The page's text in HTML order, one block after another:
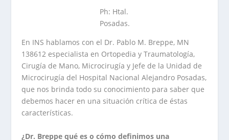
Ph: Htal.
Posadas.
En INS hablamos con el Dr. Pablo M. Breppe, MN
138612 especialista en Ortopedia y Traumatología,
Cirugía de Mano, Microcirugía y Jefe de la Unidad de
Microcirugía del Hospital Nacional Alejandro Posadas,
que nos brinda todo su conocimiento para saber que
debemos hacer en una situación crítica de éstas
características.
¿Dr. Breppe qué es o cómo definimos una